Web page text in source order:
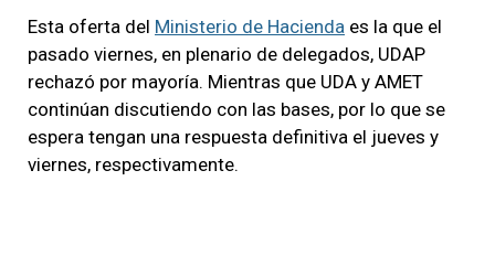
Esta oferta del Ministerio de Hacienda es la que el
pasado viernes, en plenario de delegados, UDAP
rechazó por mayoría. Mientras que UDA y AMET
continúan discutiendo con las bases, por lo que se
espera tengan una respuesta definitiva el jueves y
viernes, respectivamente.